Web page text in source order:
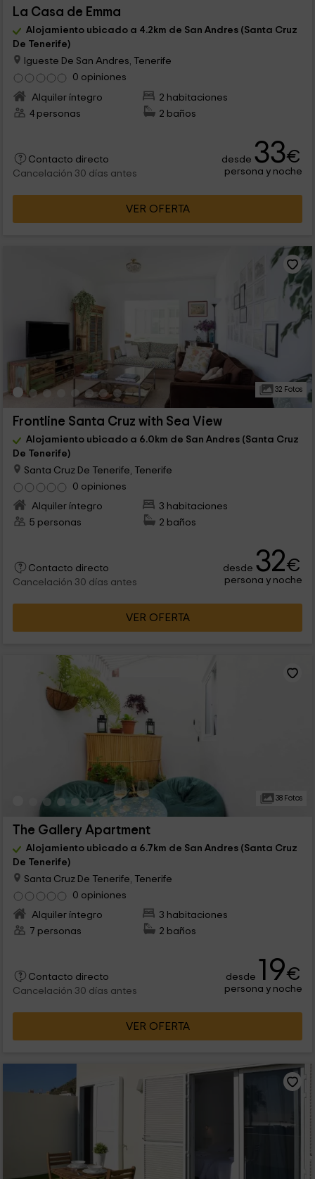
La Casa de Emma
Alojamiento ubicado a 4.2km de San Andres (Santa Cruz
De Tenerife)
Igueste De San Andres, Tenerife
0 opiniones
Alquiler íntegro
2 habitaciones
4 personas
2 baños
Contacto directo
Cancelación 30 días antes
desde 33€
persona y noche
VER OFERTA
32 Fotos
Frontline Santa Cruz with Sea View
Alojamiento ubicado a 6.0km de San Andres (Santa Cruz
De Tenerife)
Santa Cruz De Tenerife, Tenerife
0 opiniones
Alquiler íntegro
3 habitaciones
5 personas
2 baños
Contacto directo
Cancelación 30 días antes
desde 32€
persona y noche
VER OFERTA
38 Fotos
The Gallery Apartment
Alojamiento ubicado a 6.7km de San Andres (Santa Cruz
De Tenerife)
Santa Cruz De Tenerife, Tenerife
0 opiniones
Alquiler íntegro
3 habitaciones
7 personas
2 baños
Contacto directo
Cancelación 30 días antes
desde 19€
persona y noche
VER OFERTA